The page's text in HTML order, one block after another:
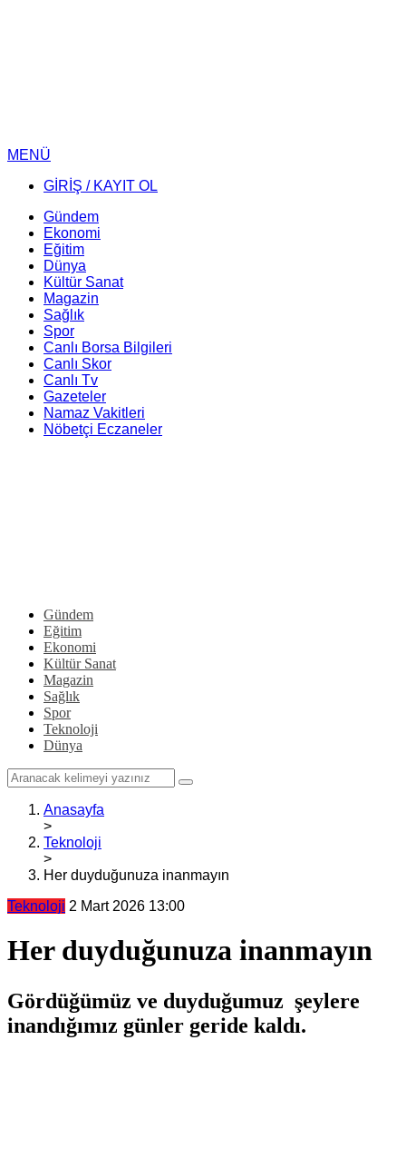
MENÜ
GİRİŞ / KAYIT OL
Gündem
Ekonomi
Eğitim
Dünya
Kültür Sanat
Magazin
Sağlık
Spor
Canlı Borsa Bilgileri
Canlı Skor
Canlı Tv
Gazeteler
Namaz Vakitleri
Nöbetçi Eczaneler
Gündem
Eğitim
Ekonomi
Kültür Sanat
Magazin
Sağlık
Spor
Teknoloji
Dünya
Anasayfa
>
Teknoloji
>
Her duyduğunuza inanmayın
Teknoloji 2 Mart 2026 13:00
Her duyduğunuza inanmayın
Gördüğümüz ve duyduğumuz şeylere
inandığımız günler geride kaldı.